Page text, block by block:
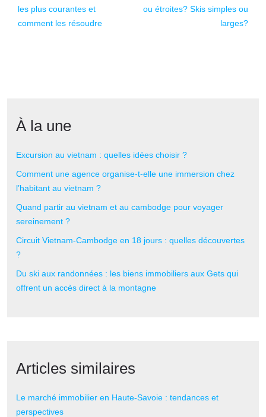
les plus courantes et
comment les résoudre
ou étroites? Skis simples ou
larges?
À la une
Excursion au vietnam : quelles idées choisir ?
Comment une agence organise-t-elle une immersion chez
l’habitant au vietnam ?
Quand partir au vietnam et au cambodge pour voyager
sereinement ?
Circuit Vietnam-Cambodge en 18 jours : quelles découvertes
?
Du ski aux randonnées : les biens immobiliers aux Gets qui
offrent un accès direct à la montagne
Articles similaires
Le marché immobilier en Haute-Savoie : tendances et
perspectives